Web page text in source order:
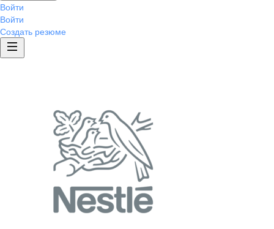
Войти
Войти
Создать резюме